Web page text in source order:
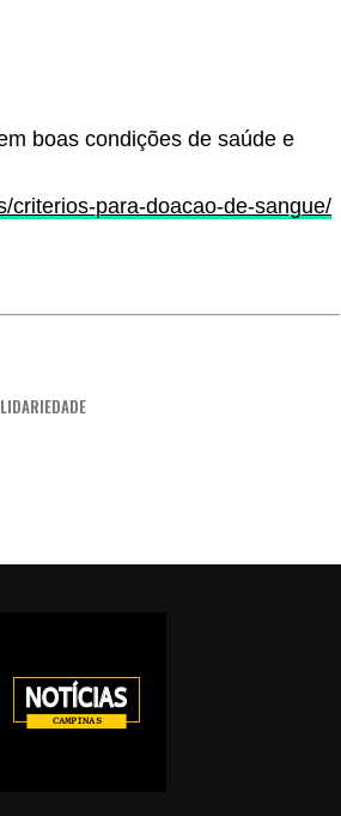
boas condições de saúde e
criterios-para-doacao-de-sangue/